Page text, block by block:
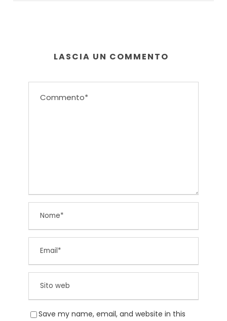
LASCIA UN COMMENTO
Save my name, email, and website in this